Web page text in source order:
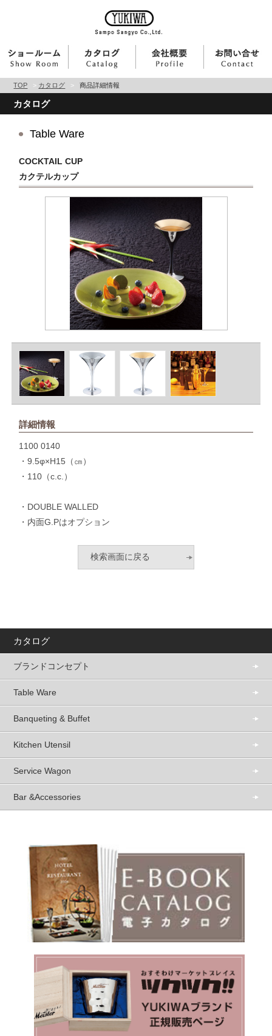
TOP > カタログ > 商品詳細情報
カタログ
Table Ware
COCKTAIL CUP
カクテルカップ
詳細情報
1100 0140
・9.5φ×H15（㎝）
・110（c.c.）
・DOUBLE WALLED
・内面G.Pはオプション
カタログ
ブランドコンセプト
Table Ware
Banqueting & Buffet
Kitchen Utensil
Service Wagon
Bar &Accessories